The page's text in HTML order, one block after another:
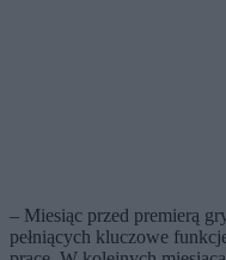
– Miesiąc przed premierą
pełniących kluczowe